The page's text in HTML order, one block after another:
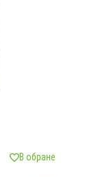
В обране